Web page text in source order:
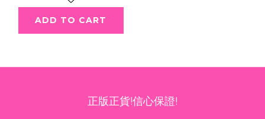
ADD TO CART
正版正貨!信心保證!